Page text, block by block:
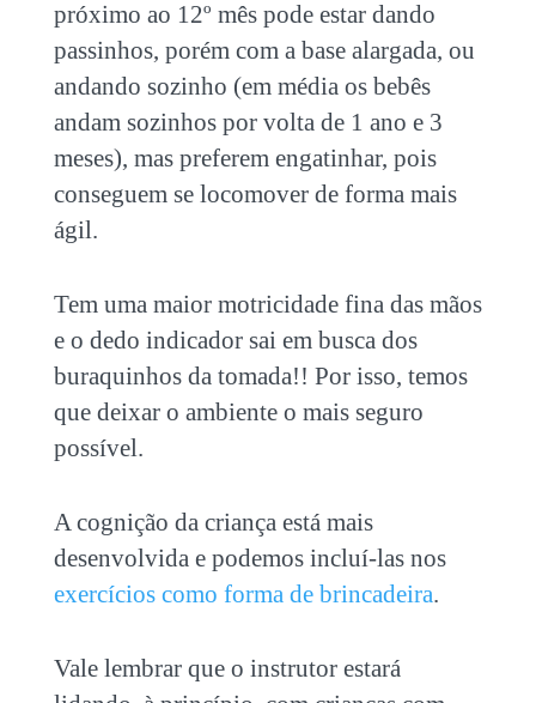
próximo ao 12º mês pode estar dando
passinhos, porém com a base alargada, ou
andando sozinho (em média os bebês
andam sozinhos por volta de 1 ano e 3
meses), mas preferem engatinhar, pois
conseguem se locomover de forma mais
ágil.
Tem uma maior motricidade fina das mãos
e o dedo indicador sai em busca dos
buraquinhos da tomada!! Por isso, temos
que deixar o ambiente o mais seguro
possível.
A cognição da criança está mais
desenvolvida e podemos incluí-las nos
exercícios como forma de brincadeira.
Vale lembrar que o instrutor estará